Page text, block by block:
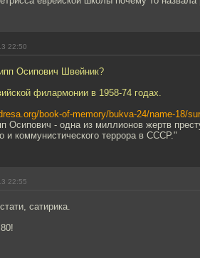
22:50
Осипович Швейник?
филармонии в 1958-74 годах.
book-of-memory/bukva-24/name-18/
Осипович - одна из миллионов жертв
и коммунистического террора в СССР."
22:55
сатирика.